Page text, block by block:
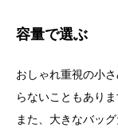
容量で選ぶ
おしゃれ重視の小
らないこともありま
また、大きなバッ